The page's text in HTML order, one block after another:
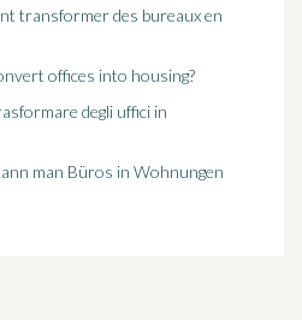
transformer des bureaux en
offices into housing?
degli uffici in
man Büros in Wohnungen